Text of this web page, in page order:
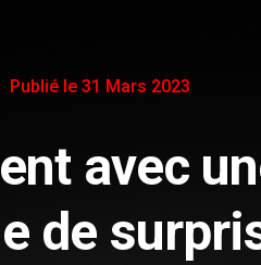
Publié le 31 Mars 2023
avec
de